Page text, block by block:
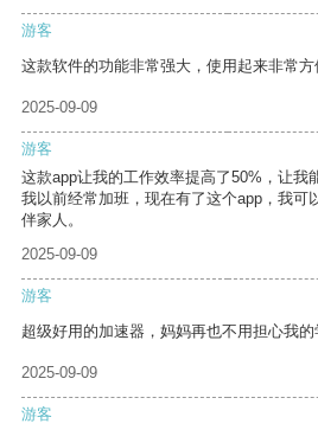
游客
这款软件的功能非常强大，使用起来非常方
2025-09-09
游客
这款app让我的工作效率提高了50%，让我
我以前经常加班，现在有了这个app，我可
伴家人。
2025-09-09
游客
超级好用的加速器，妈妈再也不用担心我的
2025-09-09
游客